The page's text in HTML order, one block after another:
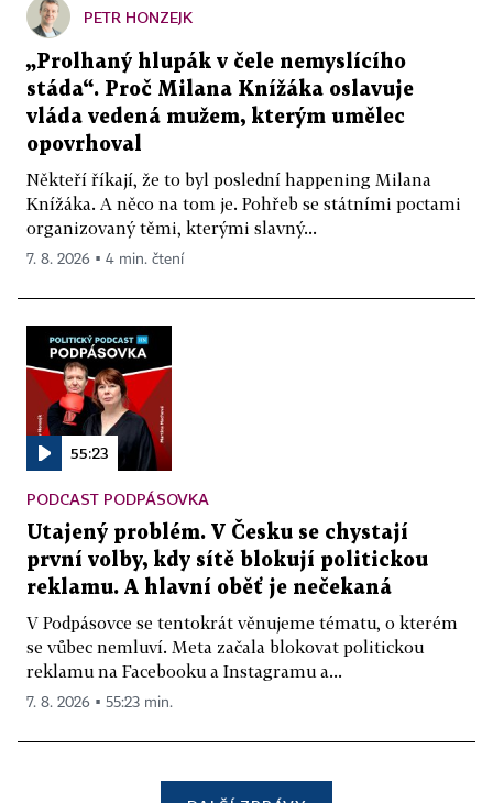
PETR HONZEJK
„Prolhaný hlupák v čele nemyslícího
stáda“. Proč Milana Knížáka oslavuje
vláda vedená mužem, kterým umělec
opovrhoval
Někteří říkají, že to byl poslední happening Milana
Knížáka. A něco na tom je. Pohřeb se státními poctami
organizovaný těmi, kterými slavný...
7. 8. 2026 ▪ 4 min. čtení
55:23
PODCAST PODPÁSOVKA
Utajený problém. V Česku se chystají
první volby, kdy sítě blokují politickou
reklamu. A hlavní oběť je nečekaná
V Podpásovce se tentokrát věnujeme tématu, o kterém
se vůbec nemluví. Meta začala blokovat politickou
reklamu na Facebooku a Instagramu a...
7. 8. 2026 ▪ 55:23 min.